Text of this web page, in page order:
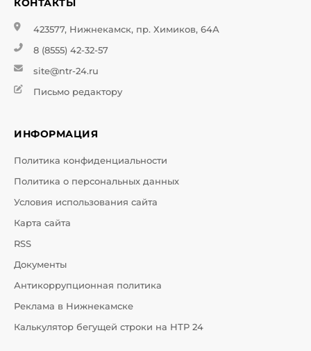
КОНТАКТЫ
423577, Нижнекамск, пр. Химиков, 64А
8 (8555) 42-32-57
site@ntr-24.ru
Письмо редактору
ИНФОРМАЦИЯ
Политика конфиденциальности
Политика о персональных данных
Условия использования сайта
Карта сайта
RSS
Документы
Антикоррупционная политика
Реклама в Нижнекамске
Калькулятор бегущей строки на НТР 24